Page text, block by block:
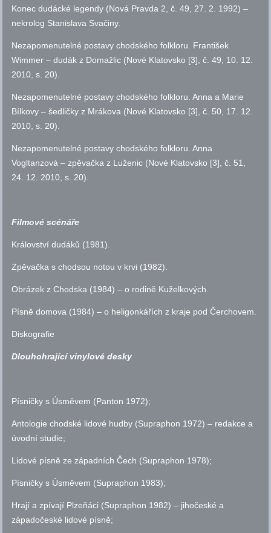
Konec dudácké legendy (Nová Pravda 2,č. 49, 27. 2. 1992) –
nekrolog Stanislava Svačiny.
Nezapomenutelné postavy chodského folkloru. František
Wimmer – dudák z Domažlic (Nové Klatovsko [3],č. 49, 10. 12.
2010, s. 20).
Nezapomenutelné postavy chodského folkloru. Anna a Marie
Bílkovy – šedličky z Mrákova (Nové Klatovsko [3],č. 50, 17. 12.
2010, s. 20).
Nezapomenutelné postavy chodského folkloru. Anna
Vogltanzová – zpěvačka z Luženic (Nové Klatovsko [3],č. 51,
24. 12. 2010, s. 20).
Filmové scénáře
Království dudáků (1981).
Zpěvačka s chodsou notou v krvi (1982).
Obrázek z Chodska (1984) – o rodině Kuželkových.
Písně domova (1984) – o heligonkářích z kraje pod Čerchovem.
Diskografie
Dlouhohrající vinylové desky
Písničky s Úsměvem (Panton 1972);
Antologie chodské lidové hudby (Supraphon 1972) – redakce a
úvodní studie;
Lidové písně ze západních Čech (Supraphon 1978);
Písničky s Úsměvem (Supraphon 1983);
Hrají a zpívají Plzeňáci (Supraphon 1982) – jihočeské a
západočeské lidové písně;